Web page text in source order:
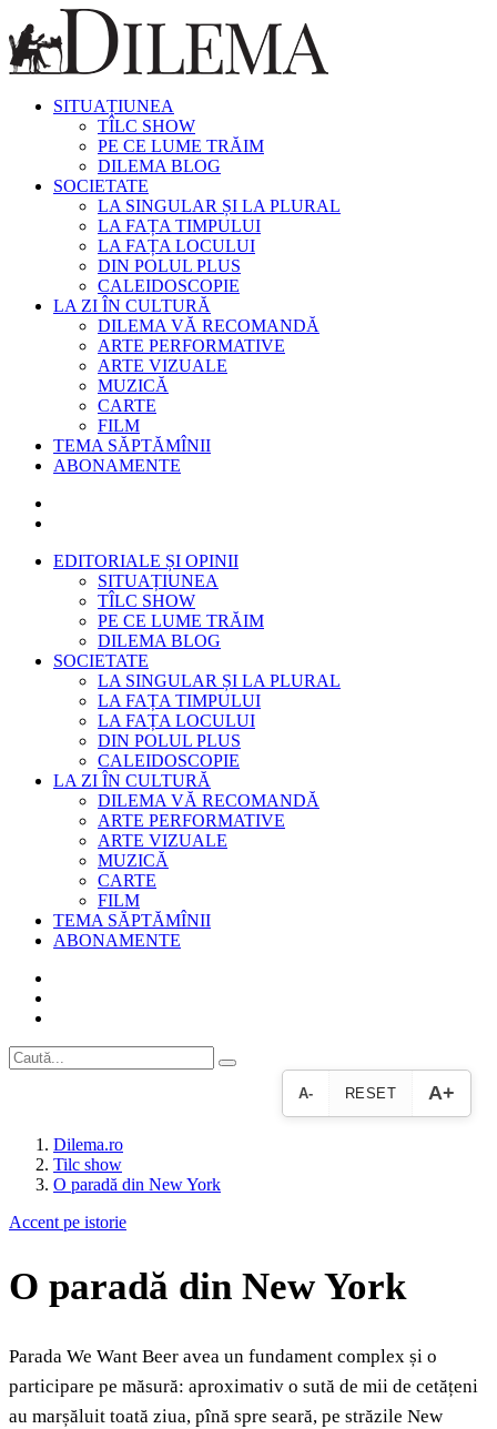
SITUAȚIUNEA
TÎLC SHOW
PE CE LUME TRĂIM
DILEMA BLOG
SOCIETATE
LA SINGULAR ȘI LA PLURAL
LA FAȚA TIMPULUI
LA FAȚA LOCULUI
DIN POLUL PLUS
CALEIDOSCOPIE
LA ZI ÎN CULTURĂ
DILEMA VĂ RECOMANDĂ
ARTE PERFORMATIVE
ARTE VIZUALE
MUZICĂ
CARTE
FILM
TEMA SĂPTĂMÎNII
ABONAMENTE
EDITORIALE ȘI OPINII
SITUAȚIUNEA
TÎLC SHOW
PE CE LUME TRĂIM
DILEMA BLOG
SOCIETATE
LA SINGULAR ȘI LA PLURAL
LA FAȚA TIMPULUI
LA FAȚA LOCULUI
DIN POLUL PLUS
CALEIDOSCOPIE
LA ZI ÎN CULTURĂ
DILEMA VĂ RECOMANDĂ
ARTE PERFORMATIVE
ARTE VIZUALE
MUZICĂ
CARTE
FILM
TEMA SĂPTĂMÎNII
ABONAMENTE
A- RESET A+
Dilema.ro
Tilc show
O paradă din New York
Accent pe istorie
O paradă din New York
Parada We Want Beer avea un fundament complex și o
participare pe măsură: aproximativ o sută de mii de cetățeni
au marșăluit toată ziua, pînă spre seară, pe străzile New